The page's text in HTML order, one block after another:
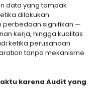
data yang tampak
dilakukan
perbedaan signifikan —
kerja, hingga kualitas
ketika perusahaan
tanpa mekanisme
karena Audit yang